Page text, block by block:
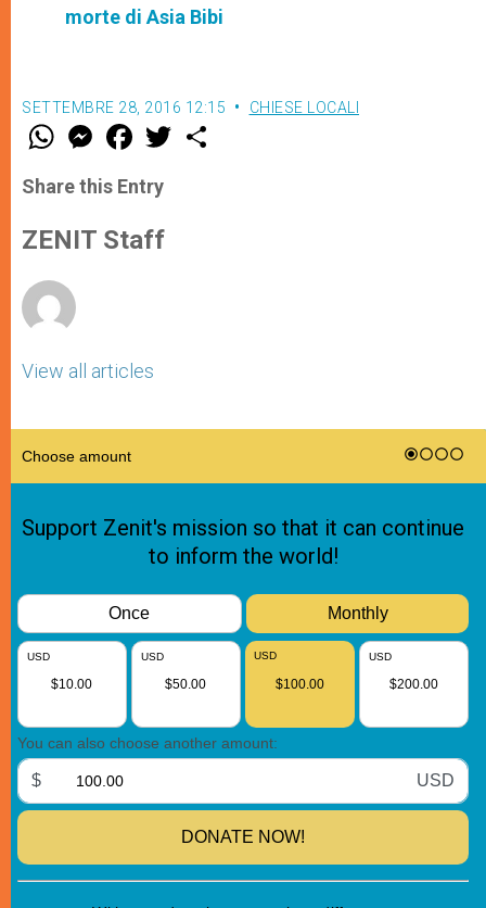
morte di Asia Bibi
SETTEMBRE 28, 2016 12:15 CHIESE LOCALI
W
t
s
p
p
M
e
s
e
g
e
F
a
e
b
o
k
w
Share this Entry
ZENIT Staff
View all articles